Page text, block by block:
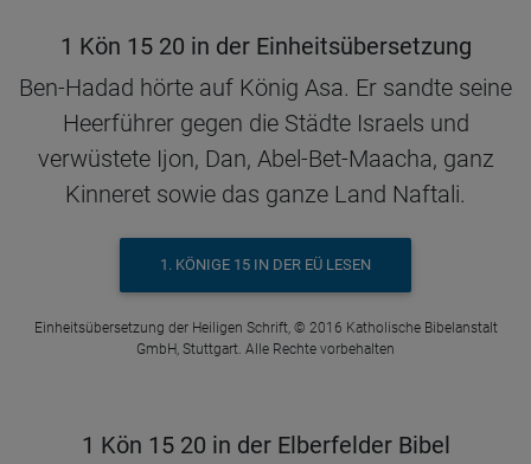
1 Kön 15 20 in der Einheitsübersetzung
Ben-Hadad hörte auf König Asa. Er sandte seine
Heerführer gegen die Städte Israels und
verwüstete Ijon, Dan, Abel-Bet-Maacha, ganz
Kinneret sowie das ganze Land Naftali.
1. KÖNIGE 15 IN DER EÜ LESEN
Einheitsübersetzung der Heiligen Schrift, © 2016 Katholische Bibelanstalt
GmbH, Stuttgart. Alle Rechte vorbehalten
1 Kön 15 20 in der Elberfelder Bibel